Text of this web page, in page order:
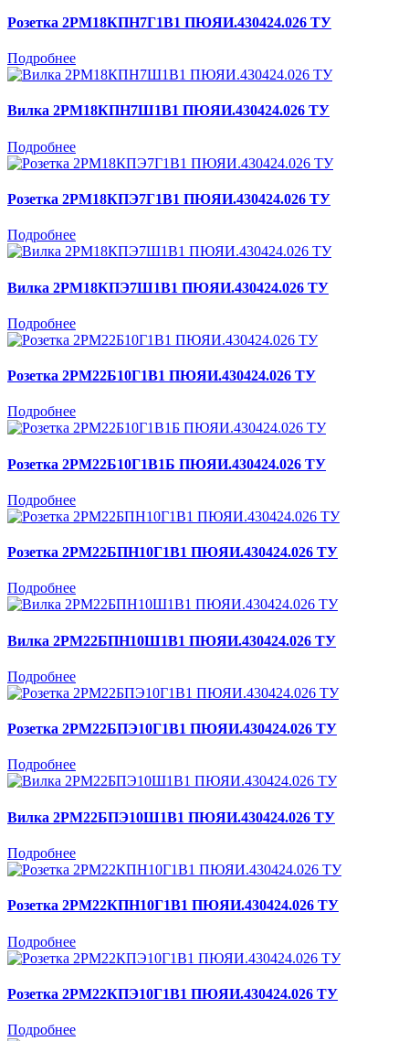
Розетка 2РМ18КПН7Г1В1 ПЮЯИ.430424.026 ТУ
Подробнее
Вилка 2РМ18КПН7Ш1В1 ПЮЯИ.430424.026 ТУ
Подробнее
Розетка 2РМ18КПЭ7Г1В1 ПЮЯИ.430424.026 ТУ
Подробнее
Вилка 2РМ18КПЭ7Ш1В1 ПЮЯИ.430424.026 ТУ
Подробнее
Розетка 2РМ22Б10Г1В1 ПЮЯИ.430424.026 ТУ
Подробнее
Розетка 2РМ22Б10Г1В1Б ПЮЯИ.430424.026 ТУ
Подробнее
Розетка 2РМ22БПН10Г1В1 ПЮЯИ.430424.026 ТУ
Подробнее
Вилка 2РМ22БПН10Ш1В1 ПЮЯИ.430424.026 ТУ
Подробнее
Розетка 2РМ22БПЭ10Г1В1 ПЮЯИ.430424.026 ТУ
Подробнее
Вилка 2РМ22БПЭ10Ш1В1 ПЮЯИ.430424.026 ТУ
Подробнее
Розетка 2РМ22КПН10Г1В1 ПЮЯИ.430424.026 ТУ
Подробнее
Розетка 2РМ22КПЭ10Г1В1 ПЮЯИ.430424.026 ТУ
Подробнее